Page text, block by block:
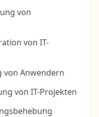
von
von IT-
von Anwendern
von IT-Projekten